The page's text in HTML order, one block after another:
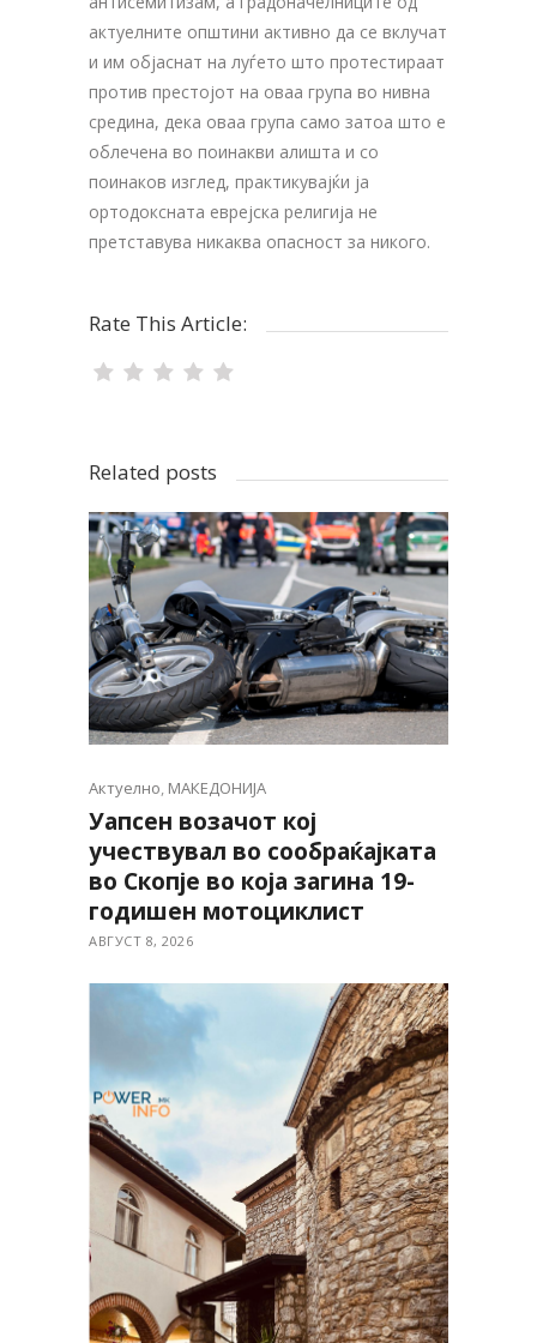
актуелните општини активно да се вклучат
и им објаснат на луѓето што протестираат
против престојот на оваа група во нивна
средина, дека оваа група само затоа што е
облечена во поинакви алишта и со
поинаков изглед, практикувајќи ја
ортодоксната еврејска религија не
претставува никаква опасност за никого.
Rate This Article:
Related posts
Актуелно, МАКЕДОНИЈА
Уапсен возачот кој
учествувал во сообраќајката
во Скопје во која загина 19-
годишен мотоциклист
АВГУСТ 8, 2026